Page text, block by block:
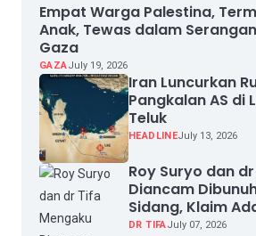
Empat Warga Palestina,
Anak, Tewas dalam
Gaza
GAZAJuly 19, 2026
Iran Luncurkan
Pangkalan AS di
Teluk
HEADLINEJuly 13, 2026
Roy Suryo dan
Diancam
Sidang, Klaim
dan Intimidasi
DR TIFAJuly 07, 2026